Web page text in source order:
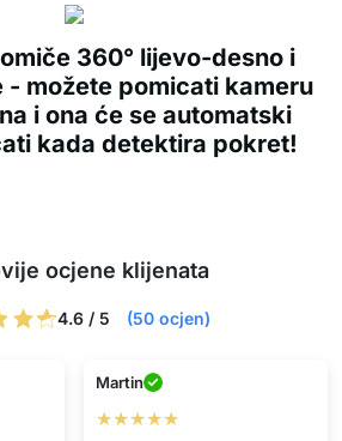
360° lijevo-desno i
- možete pomicati kameru
i ona će se automatski
kada detektira pokret!
ocjene klijenata
4.6 / 5 (50 ocjen)
Martin
★★★★★